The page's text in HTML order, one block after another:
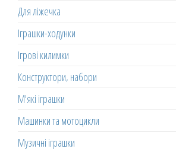
Для ліжечка
Іграшки-ходунки
Ігрові килимки
Конструктори, набори
М'які іграшки
Машинки та мотоцикли
Музичні іграшки